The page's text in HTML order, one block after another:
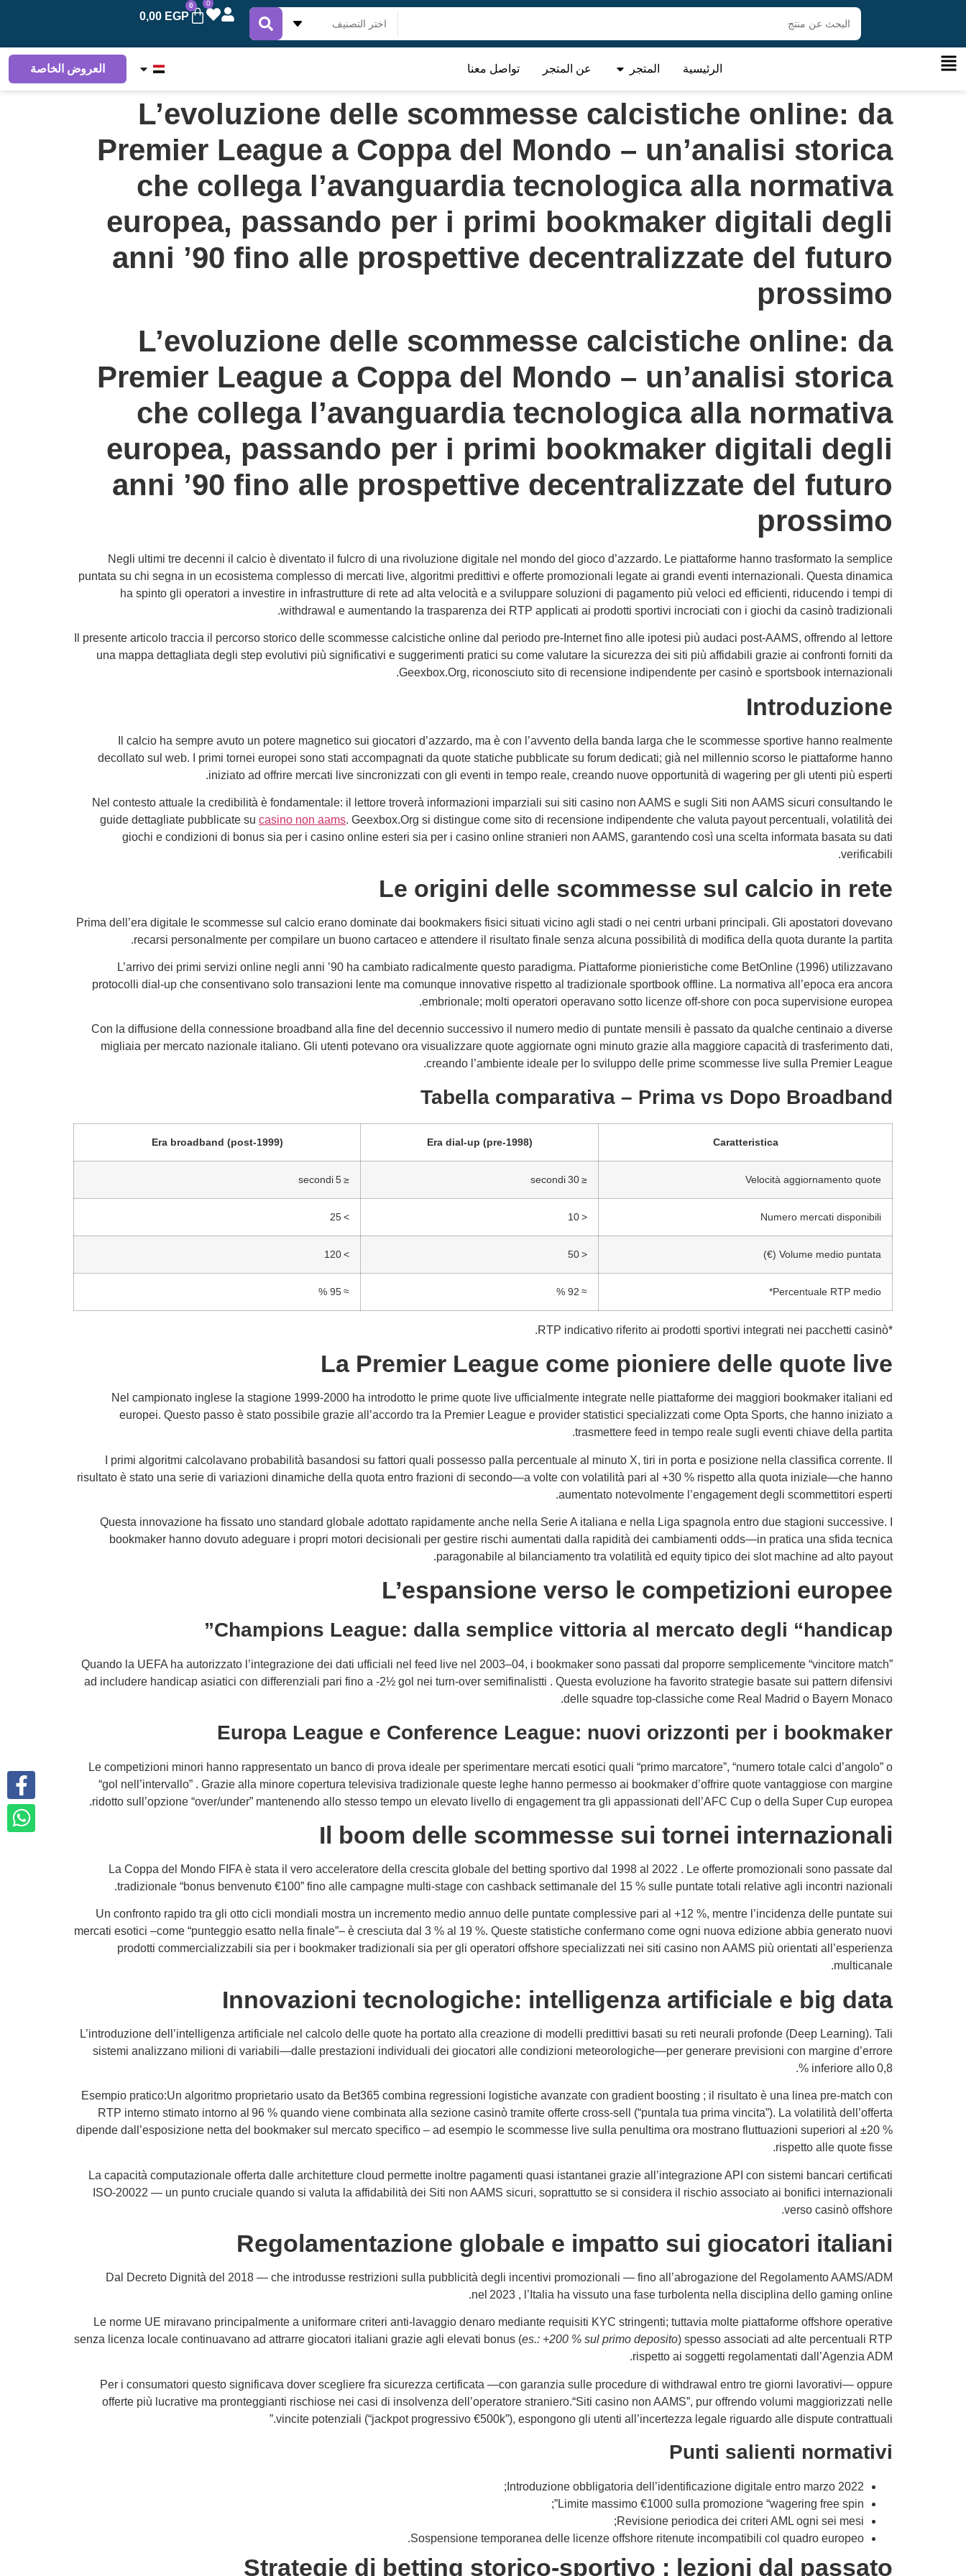
0
0,00 EGP
0
الرئيسية المتجر عن المتجر تواصل معنا العروض الخاصة
L’evoluzione delle scommesse calcistiche online: da
Premier League a Coppa del Mondo – un’analisi storica
che collega l’avanguardia tecnologica alla normativa
europea, passando per i primi bookmaker digitali degli
anni ’90 fino alle prospettive decentralizzate del futuro
prossimo
L’evoluzione delle scommesse calcistiche online: da
Premier League a Coppa del Mondo – un’analisi storica
che collega l’avanguardia tecnologica alla normativa
europea, passando per i primi bookmaker digitali degli
anni ’90 fino alle prospettive decentralizzate del futuro
prossimo
Negli ultimi tre decenni il calcio è diventato il fulcro di una rivoluzione digitale nel mondo del gioco d’azzardo. Le piattaforme hanno trasformato la semplice
puntata su chi segna in un ecosistema complesso di mercati live, algoritmi predittivi e offerte promozionali legate ai grandi eventi internazionali. Questa dinamica
ha spinto gli operatori a investire in infrastrutture di rete ad alta velocità e a sviluppare soluzioni di pagamento più veloci ed efficienti, riducendo i tempi di
withdrawal e aumentando la trasparenza dei RTP applicati ai prodotti sportivi incrociati con i giochi da casinò tradizionali.
Il presente articolo traccia il percorso storico delle scommesse calcistiche online dal periodo pre‑Internet fino alle ipotesi più audaci post‑AAMS, offrendo al lettore
una mappa dettagliata degli step evolutivi più significativi e suggerimenti pratici su come valutare la sicurezza dei siti più affidabili grazie ai confronti forniti da
Geexbox.Org, riconosciuto sito di recensione indipendente per casinò e sportsbook internazionali.
Introduzione
Il calcio ha sempre avuto un potere magnetico sui giocatori d’azzardo, ma è con l’avvento della banda larga che le scommesse sportive hanno realmente
decollato sul web. I primi tornei europei sono stati accompagnati da quote statiche pubblicate su forum dedicati; già nel millennio scorso le piattaforme hanno
iniziato ad offrire mercati live sincronizzati con gli eventi in tempo reale, creando nuove opportunità di wagering per gli utenti più esperti.
Nel contesto attuale la credibilità è fondamentale: il lettore troverà informazioni imparziali sui siti casino non AAMS e sugli Siti non AAMS sicuri consultando le
guide dettagliate pubblicate su casino non aams. Geexbox.Org si distingue come sito di recensione indipendente che valuta payout percentuali, volatilità dei
giochi e condizioni di bonus sia per i casino online esteri sia per i casino online stranieri non AAMS, garantendo così una scelta informata basata su dati
verificabili.
Le origini delle scommesse sul calcio in rete
Prima dell’era digitale le scommesse sul calcio erano dominate dai bookmakers fisici situati vicino agli stadi o nei centri urbani principali. Gli apostatori dovevano
recarsi personalmente per compilare un buono cartaceo e attendere il risultato finale senza alcuna possibilità di modifica della quota durante la partita.
L’arrivo dei primi servizi online negli anni ’90 ha cambiato radicalmente questo paradigma. Piattaforme pionieristiche come BetOnline (1996) utilizzavano
protocolli dial‑up che consentivano solo transazioni lente ma comunque innovative rispetto al tradizionale sportbook offline. La normativa all’epoca era ancora
embrionale; molti operatori operavano sotto licenze off‑shore con poca supervisione europea.
Con la diffusione della connessione broadband alla fine del decennio successivo il numero medio di puntate mensili è passato da qualche centinaio a diverse
migliaia per mercato nazionale italiano. Gli utenti potevano ora visualizzare quote aggiornate ogni minuto grazie alla maggiore capacità di trasferimento dati,
creando l’ambiente ideale per lo sviluppo delle prime scommesse live sulla Premier League.
Tabella comparativa – Prima vs Dopo Broadband
Caratteristica
Era dial‑up (pre‑1998)
Era broadband (post‑1999)
Velocità aggiornamento quote
≤ 30 secondi
≤ 5 secondi
Numero mercati disponibili
< 10
> 25
Volume medio puntata (€)
< 50
> 120
Percentuale RTP medio*
≈ 92 %
≈ 95 %
*RTP indicativo riferito ai prodotti sportivi integrati nei pacchetti casinò.
La Premier League come pioniere delle quote live
Nel campionato inglese la stagione 1999‑2000 ha introdotto le prime quote live ufficialmente integrate nelle piattaforme dei maggiori bookmaker italiani ed
europei. Questo passo è stato possibile grazie all’accordo tra la Premier League e provider statistici specializzati come Opta Sports, che hanno iniziato a
trasmettere feed in tempo reale sugli eventi chiave della partita.
I primi algoritmi calcolavano probabilità basandosi su fattori quali possesso palla percentuale al minuto X, tiri in porta e posizione nella classifica corrente. Il
risultato è stato una serie di variazioni dinamiche della quota entro frazioni di secondo—a volte con volatilità pari al +30 % rispetto alla quota iniziale—che hanno
aumentato notevolmente l’engagement degli scommettitori esperti.
Questa innovazione ha fissato uno standard globale adottato rapidamente anche nella Serie A italiana e nella Liga spagnola entro due stagioni successive. I
bookmaker hanno dovuto adeguare i propri motori decisionali per gestire rischi aumentati dalla rapidità dei cambiamenti odds—in pratica una sfida tecnica
paragonabile al bilanciamento tra volatilità ed equity tipico dei slot machine ad alto payout.
L’espansione verso le competizioni europee
Champions League: dalla semplice vittoria al mercato degli “handicap”
Quando la UEFA ha autorizzato l’integrazione dei dati ufficiali nel feed live nel 2003–04, i bookmaker sono passati dal proporre semplicemente “vincitore match”
ad includere handicap asiatici con differenziali pari fino a ‑2½ gol nei turn-over semifinalist​ti . Questa evoluzione ha favorito strategie basate sui pattern difensivi
delle squadre top‑classiche come Real Madrid o Bayern Monaco.
Europa League e Conference League: nuovi orizzonti per i bookmaker
Le competizioni minori hanno rappresentato un banco di prova ideale per sperimentare mercati esotici quali “primo marcatore”, “numero totale calci d’angolo” o
“gol nell’intervallo” . Grazie alla minore copertura televisiva tradizionale queste leghe hanno permesso ai bookmaker d’offrire quote vantaggiose con margine
ridotto sull’opzione “over/under” mantenendo allo stesso tempo un elevato livello di engagement tra gli appassionati dell’AFC Cup o della Super Cup europea.
Il boom delle scommesse sui tornei internazionali
La Coppa del Mondo FIFA è stata il vero acceleratore della crescita globale del betting sportivo dal 1998 al 2022 . Le offerte promozionali sono passate dal
tradizionale “bonus benvenuto €100” fino alle campagne multi‑stage con cashback settimanale del 15 % sulle puntate totali relative agli incontri nazionali.
Un confronto rapido tra gli otto cicli mondiali mostra un incremento medio annuo delle puntate complessive pari al +12 %, mentre l’incidenza delle puntate sui
mercati esotici –come “punteggio esatto nella finale”– è cresciuta dal 3 % al 19 %. Queste statistiche confermano come ogni nuova edizione abbia generato nuovi
prodotti commercializzabili sia per i bookmaker tradizionali sia per gli operatori offshore specializzati nei siti casino non AAMS più orientati all’esperienza
multicanale.
Innovazioni tecnologiche: intelligenza artificiale e big data
L’introduzione dell’intelligenza artificiale nel calcolo delle quote ha portato alla creazione di modelli predittivi basati su reti neurali profonde (Deep Learning). Tali
sistemi analizzano milioni di variabili—dalle prestazioni individuali dei giocatori alle condizioni meteorologiche—per generare previsioni con margine d’errore
inferiore allo 0,8 %.
Esempio pratico:Un algoritmo proprietario usato da Bet365 combina regressioni logistiche avanzate con gradient boosting ; il risultato è una linea pre‑match con
RTP interno stimato intorno al 96 % quando viene combinata alla sezione casinò tramite offerte cross‑sell (“puntala tua prima vincita”). La volatilità dell’offerta
dipende dall’esposizione netta del bookmaker sul mercato specifico – ad esempio le scommesse live sulla penultima ora mostrano fluttuazioni superiori al ±20 %
rispetto alle quote fisse.
La capacità computazionale offerta dalle architetture cloud permette inoltre pagamenti quasi istantanei grazie all’integrazione API con sistemi bancari certificati
ISO‑20022 — un punto cruciale quando si valuta la affidabilità dei Siti non AAMS sicuri, soprattutto se si considera il rischio associato ai bonifici internazionali
verso casinò offshore.
Regolamentazione globale e impatto sui giocatori italiani
Dal Decreto Dignità del 2018 — che introdusse restrizioni sulla pubblicità degli incentivi promozionali — fino all’abrogazione del Regolamento AAMS/ADM
nel 2023 , l’Italia ha vissuto una fase turbolenta nella disciplina dello gaming online.
Le norme UE miravano principalmente a uniformare criteri anti‐lavaggio denaro mediante requisiti KYC stringenti; tuttavia molte piattaforme offshore operative
senza licenza locale continuavano ad attrarre giocatori italiani grazie agli elevati bonus (es.: +200 % sul primo deposito) spesso associati ad alte percentuali RTP
rispetto ai soggetti regolamentati dall’Agenzia ADM.
Per i consumatori questo significava dover scegliere fra sicurezza certificata —con garanzia sulle procedure di withdrawal entro tre giorni lavorativi— oppure
offerte più lucrative ma pronteggianti rischiose nei casi di insolvenza dell’operatore straniero.“Siti casino non AAMS”, pur offrendo volumi maggiorizzati nelle
vincite potenziali (“jackpot progressivo €500k”), espongono gli utenti all’incertezza legale riguardo alle dispute contrattuali.”
Punti salienti normativi
Introduzione obbligatoria dell’identificazione digitale entro marzo 2022;
Limite massimo €1000 sulla promozione “wagering free spin”;
Revisione periodica dei criteri AML ogni sei mesi;
Sospensione temporanea delle licenze offshore ritenute incompatibili col quadro europeo.
Strategie di betting storico‑sportivo : lezioni dal passato